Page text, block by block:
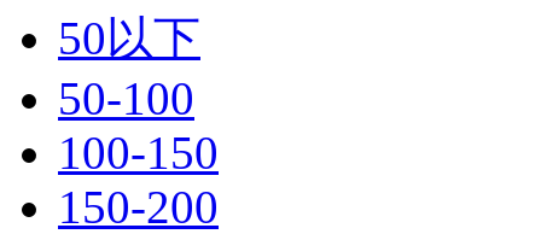
50以下
50-100
100-150
150-200